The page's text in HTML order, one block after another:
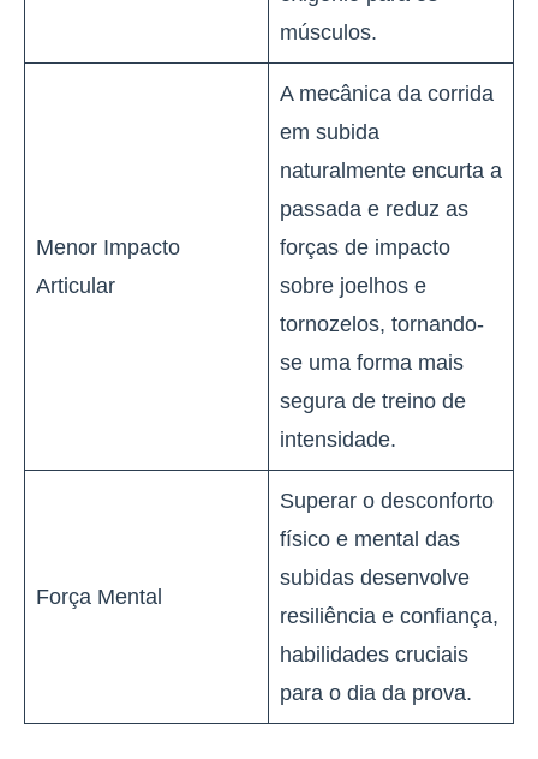
músculos.
Menor Impacto
Articular
A mecânica da corrida
em subida
naturalmente encurta a
passada e reduz as
forças de impacto
sobre joelhos e
tornozelos, tornando-
se uma forma mais
segura de treino de
intensidade.
Força Mental
Superar o desconforto
físico e mental das
subidas desenvolve
resiliência e confiança,
habilidades cruciais
para o dia da prova.